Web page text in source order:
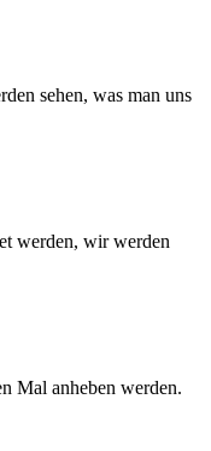
sehen, was man uns
werden, wir werden
Mal anheben werden.